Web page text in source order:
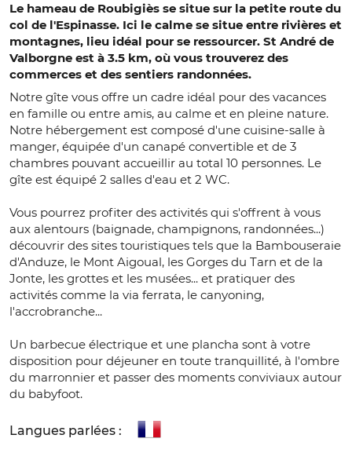
Le hameau de Roubigiès se situe sur la petite route du
col de l'Espinasse. Ici le calme se situe entre rivières et
montagnes, lieu idéal pour se ressourcer. St André de
Valborgne est à 3.5 km, où vous trouverez des
commerces et des sentiers randonnées.
Notre gîte vous offre un cadre idéal pour des vacances
en famille ou entre amis, au calme et en pleine nature.
Notre hébergement est composé d'une cuisine-salle à
manger, équipée d'un canapé convertible et de 3
chambres pouvant accueillir au total 10 personnes. Le
gîte est équipé 2 salles d'eau et 2 WC.
Vous pourrez profiter des activités qui s'offrent à vous
aux alentours (baignade, champignons, randonnées...)
découvrir des sites touristiques tels que la Bambouseraie
d'Anduze, le Mont Aigoual, les Gorges du Tarn et de la
Jonte, les grottes et les musées... et pratiquer des
activités comme la via ferrata, le canyoning,
l'accrobranche...
Un barbecue électrique et une plancha sont à votre
disposition pour déjeuner en toute tranquillité, à l'ombre
du marronnier et passer des moments conviviaux autour
du babyfoot.
Langues parlées :